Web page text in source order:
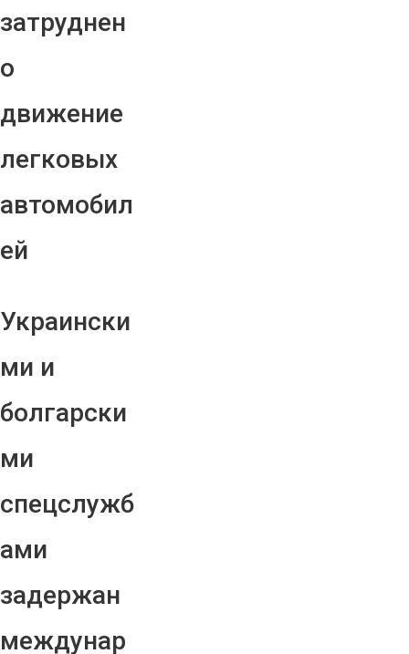
затруднен
о
движение
легковых
автомобил
ей
Украински
ми и
болгарски
ми
спецслужб
ами
задержан
междунар